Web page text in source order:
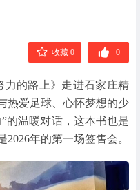
收藏 0 0
力的路上》走进石家庄精
热爱足球、心怀梦想的少
的温暖对话，这本书也是
年的第一场签售会。